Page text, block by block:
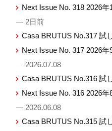
Next Issue No. 318 2026年
— 2日前
Casa BRUTUS No.317 試
Next Issue No. 317 2026年
— 2026.07.08
Casa BRUTUS No.316 試
Next Issue No. 316 2026年
— 2026.06.08
Casa BRUTUS No.315 試